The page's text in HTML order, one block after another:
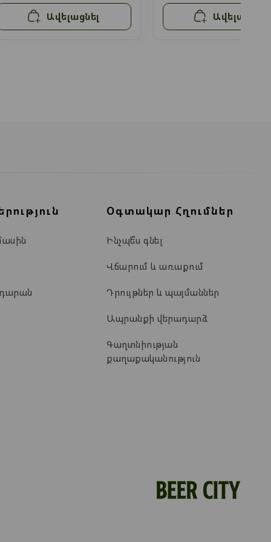
Ավելացնել Ավելացնել
Օգտակար Հղումներ
Ինչպե՞ս գնել
Վճարում և առաքում
Դրույթներ և պայմաններ
Ապրանքի վերադարձ
Գաղտնիության
քաղաքականություն